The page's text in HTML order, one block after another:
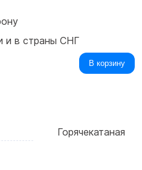
и в страны СНГ
В корзину
Горячекатаная